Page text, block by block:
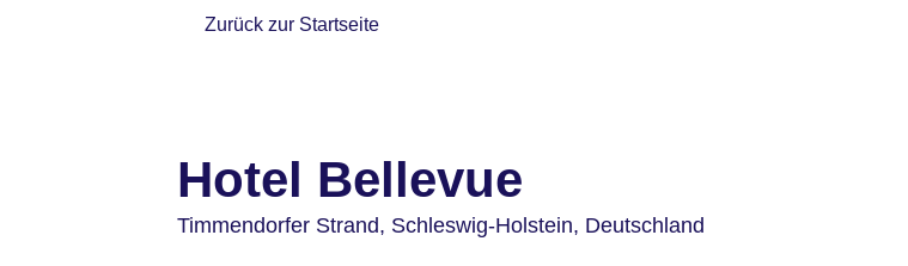
Zurück zur Startseite
Hotel Bellevue
Timmendorfer Strand, Schleswig-Holstein, Deutschland